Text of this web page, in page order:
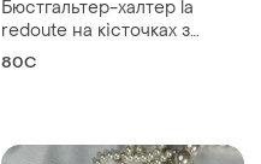
Бюстгальтер-халтер la
redoute на кісточках з
високим горлом,
80C